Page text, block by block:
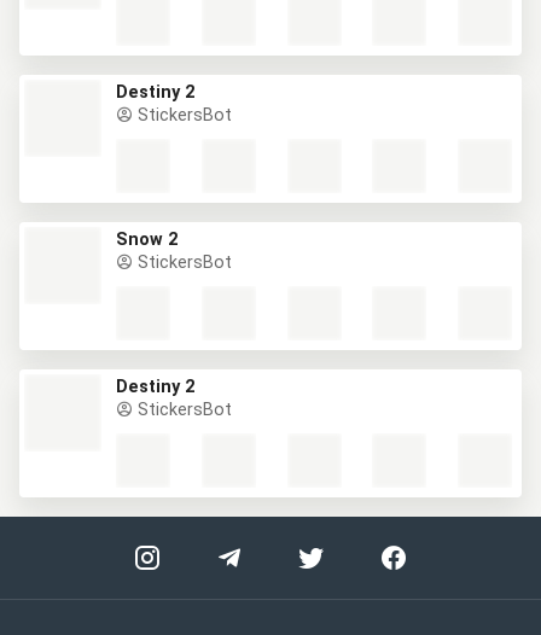
Destiny 2
StickersBot
Snow 2
StickersBot
Destiny 2
StickersBot